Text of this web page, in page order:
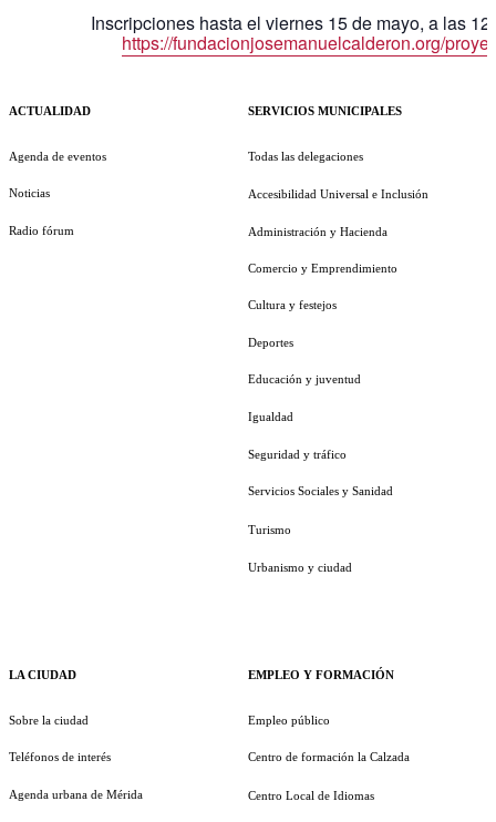
Inscripciones hasta el viernes 15 de mayo, a las
https://fundacionjosemanuelcalderon.org/
ACTUALIDAD
Agenda de eventos
Noticias
Radio fórum
LA CIUDAD
Sobre la ciudad
Teléfonos de interés
Agenda urbana de Mérida
SERVICIOS MUNICIPALES
Todas las delegaciones
Accesibilidad Universal e Inclusión
Administración y Hacienda
Comercio y Emprendimiento
Cultura y festejos
Deportes
Educación y juventud
Igualdad
Seguridad y tráfico
Servicios Sociales y Sanidad
Turismo
Urbanismo y ciudad
EMPLEO Y FORMACIÓN
Empleo público
Centro de formación la Calzada
Centro Local de Idiomas